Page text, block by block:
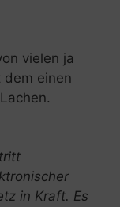
vielen ja
dem einen
in Kraft. Es